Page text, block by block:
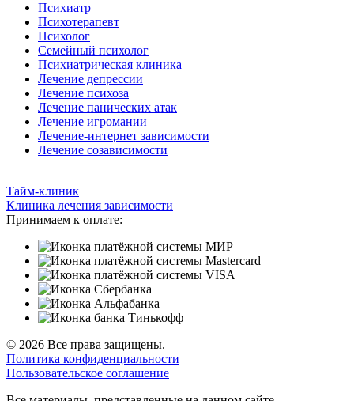
Психиатр
Психотерапевт
Психолог
Семейный психолог
Психиатрическая клиника
Лечение депрессии
Лечение психоза
Лечение панических атак
Лечение игромании
Лечение-интернет зависимости
Лечение созависимости
Тайм-клиник
Клиника лечения зависимости
Принимаем к оплате:
© 2026 Все права защищены.
Политика конфиденциальности
Пользовательское соглашение